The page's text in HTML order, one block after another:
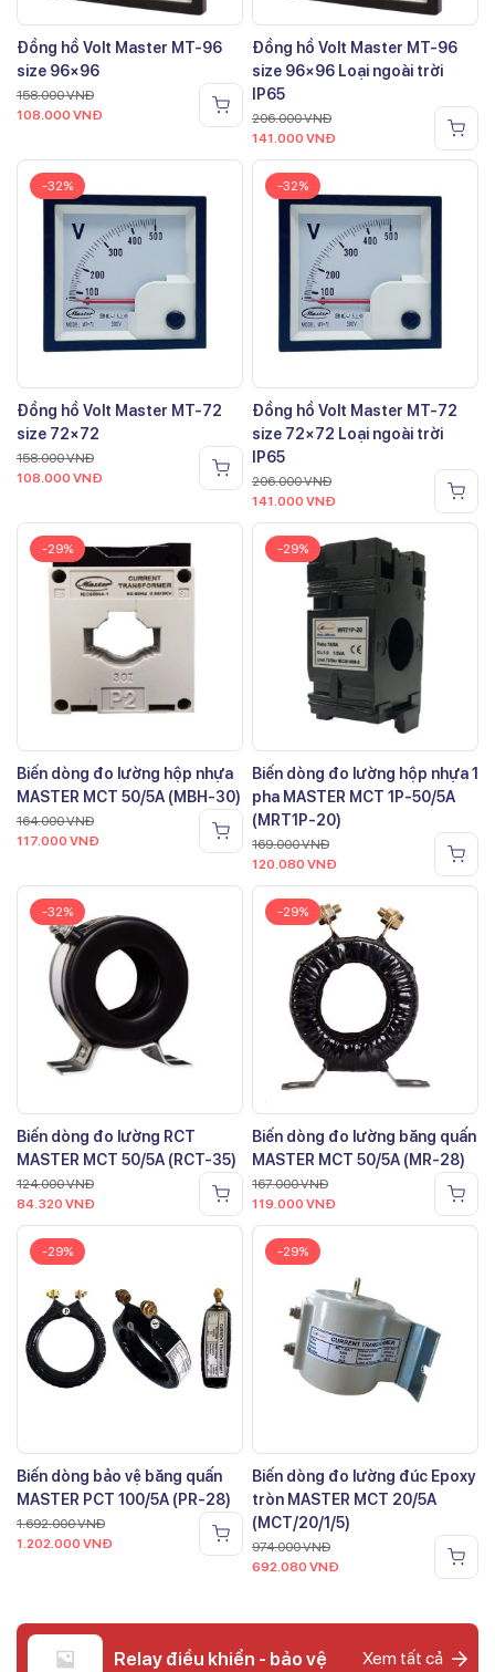
Đồng hồ Volt Master MT-96
size 96×96
158.000VNĐ
108.000 VNĐ
Đồng hồ Volt Master MT-96
size 96×96 Loại ngoài trời
IP65
206.000VNĐ
141.000 VNĐ
-32%
Đồng hồ Volt Master MT-72
size 72×72
158.000VNĐ
108.000 VNĐ
-32%
Đồng hồ Volt Master MT-72
size 72×72 Loại ngoài trời
IP65
206.000VNĐ
141.000 VNĐ
-29%
Biến dòng đo lường hộp nhựa
MASTER MCT 50/5A (MBH-30)
164.000VNĐ
117.000 VNĐ
-29%
Biến dòng đo lường hộp nhựa 1
pha MASTER MCT 1P-50/5A
(MRT1P-20)
169.000VNĐ
120.080 VNĐ
-32%
Biến dòng đo lường RCT
MASTER MCT 50/5A (RCT-35)
124.000VNĐ
84.320 VNĐ
-29%
Biến dòng đo lường băng quấn
MASTER MCT 50/5A (MR-28)
167.000VNĐ
119.000 VNĐ
-29%
Biến dòng bảo vệ băng quấn
MASTER PCT 100/5A (PR-28)
1.692.000VNĐ
1.202.000 VNĐ
-29%
Biến dòng đo lường đúc Epoxy
tròn MASTER MCT 20/5A
(MCT/20/1/5)
974.000VNĐ
692.080 VNĐ
Relay điều khiển - bảo vệ Xem tất cả